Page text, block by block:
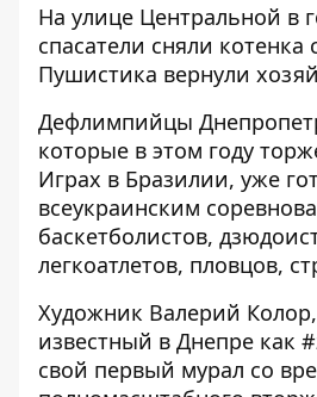
На улице Центральной в
спасатели сняли котенка
Пушистика вернули
Дефлимпийцы
которые в этом году
Играх в Бразилии, уже
всеукраинским
баскетболистов,
легкоатлетов, пловцов,
Художник Валерий
известный в Днепре как
свой первый мурал со